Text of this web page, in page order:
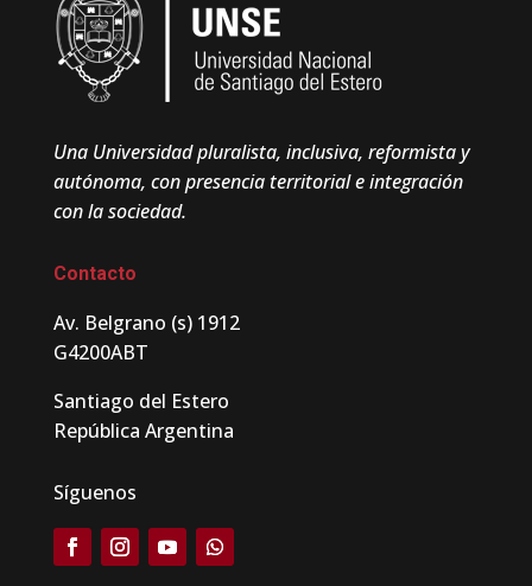
Una Universidad pluralista, inclusiva, reformista y
autónoma, con presencia territorial e integración
con la sociedad.
Contacto
Av. Belgrano (s) 1912
G4200ABT
Santiago del Estero
República Argentina
Síguenos